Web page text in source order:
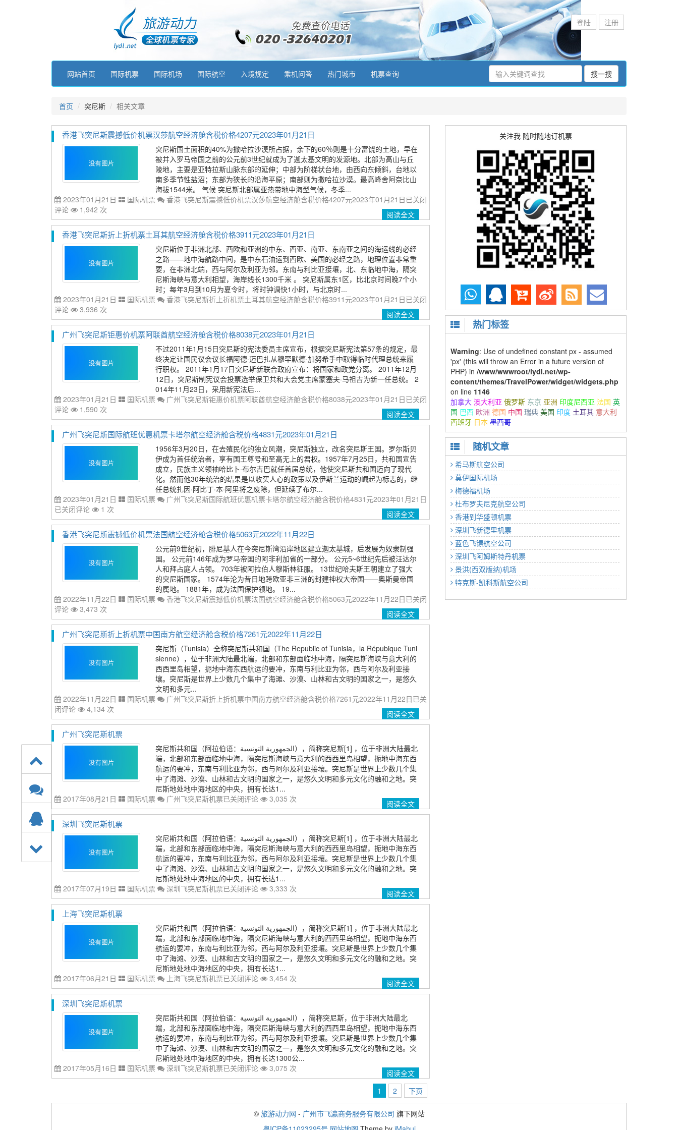
登陆 注册
网站首页 国际机票 国际机场 国际航空 入境规定 乘机问答 热门城市 机票查询 搜一搜
首页 突尼斯 相关文章
香港飞突尼斯震撼低价机票汉莎航空经济舱含税价格4207元2023年01月21日
突尼斯国土面积的40%为撒哈拉沙漠所占据，余下的60％则是十分富饶的土地，早在
被并入罗马帝国之前的公元前3世纪就成为了迦太基文明的发源地。北部为高山与丘
陵地，主要是亚特拉斯山脉东部的延伸；中部为阶梯状台地，由西向东倾斜，台地以
南多季节性盐沼；东部为狭长的沿海平原；南部则为撒哈拉沙漠。最高峰舍阿奈比山
海拔1544米。 气候 突尼斯北部属亚热带地中海型气候，冬季...
2023年01月21日
国际机票 香港飞突尼斯震撼低价机票汉莎航空经济舱含税价格4207元2023年01月21日已关闭
评论
1,942 次 阅读全文
香港飞突尼斯折上折机票土耳其航空经济舱含税价格3911元2023年01月21日
突尼斯位于非洲北部、西欧和亚洲的中东、西亚、南亚、东南亚之间的海运线的必经
之路——地中海航路中间，是中东石油运到西欧、美国的必经之路，地理位置非常重
要，在非洲北端，西与阿尔及利亚为邻。东南与利比亚接壤，北、东临地中海，隔突
尼斯海峡与意大利相望，海岸线长1300千米 。 突尼斯属东1区，比北京时间晚7个小
时；每年3月到10月为夏令时，将时钟调快1小时，与北京时...
2023年01月21日
国际机票 香港飞突尼斯折上折机票土耳其航空经济舱含税价格3911元2023年01月21日已关闭
评论
3,936 次 阅读全文
广州飞突尼斯钜惠价机票阿联酋航空经济舱含税价格8038元2023年01月21日
不过2011年1月15日突尼斯的宪法委员主席宣布，根据突尼斯宪法第57条的规定，最
终决定让国民议会议长福阿德·迈巴扎从穆罕默德·加努希手中取得临时代理总统来履
行职权。 2011年1月17日突尼斯新联合政府宣布：将国家和政党分离。 2011年12月
12日，突尼斯制宪议会投票选举保卫共和大会党主席蒙塞夫·马祖吉为新一任总统。 2
014年11月23日，采用新宪法后...
2023年01月21日
国际机票 广州飞突尼斯钜惠价机票阿联酋航空经济舱含税价格8038元2023年01月21日已关闭
评论
1,590 次 阅读全文
广州飞突尼斯国际航班优惠机票卡塔尔航空经济舱含税价格4831元2023年01月21日
1956年3月20日，在去殖民化的独立风潮，突尼斯独立，改名突尼斯王国。罗尔斯贝
伊成为首任统治者，享有国王尊号和至高无上的君权。1957年7月25日，共和国宣告
成立，民族主义领袖哈比卜·布尔吉巴就任首届总统，他使突尼斯共和国迈向了现代
化。然而他30年统治的结果是以收买人心的政策以及伊斯兰运动的崛起为标志的，继
任总统扎因·阿比丁·本·阿里将之废除，但延续了布尔...
2023年01月21日
国际机票
广州飞突尼斯国际航班优惠机票卡塔尔航空经济舱含税价格4831元2023年01月21日
已关闭评论
1 次 阅读全文
香港飞突尼斯震撼低价机票法国航空经济舱含税价格5063元2022年11月22日
公元前9世纪初，腓尼基人在今突尼斯湾沿岸地区建立迦太基城，后发展为奴隶制强
国。 公元前146年成为罗马帝国的阿非利加省的一部分。 公元5~6世纪先后被汪达尔
人和拜占庭人占领。 703年被阿拉伯人穆斯林征服。 13世纪哈夫斯王朝建立了强大
的突尼斯国家。 1574年沦为昔日地跨欧亚非三洲的封建神权大帝国——奥斯曼帝国
的属地。 1881年，成为法国保护领地。 19...
2022年11月22日
国际机票 香港飞突尼斯震撼低价机票法国航空经济舱含税价格5063元2022年11月22日已关闭
评论
3,473 次 阅读全文
广州飞突尼斯折上折机票中国南方航空经济舱含税价格7261元2022年11月22日
突尼斯（Tunisia）全称突尼斯共和国（The Republic of Tunisia，la Répubique Tuni
sienne），位于非洲大陆最北端，北部和东部面临地中海，隔突尼斯海峡与意大利的
西西里岛相望，扼地中海东西航运的要冲，东南与利比亚为邻，西与阿尔及利亚接
壤。突尼斯是世界上少数几个集中了海滩、沙漠、山林和古文明的国家之一，是悠久
文明和多元...
2022年11月22日
国际机票 广州飞突尼斯折上折机票中国南方航空经济舱含税价格7261元2022年11月22日已关
闭评论
4,134 次 阅读全文
广州飞突尼斯机票
突尼斯共和国（阿拉伯语：الجمهورية التونسية‎），简称突尼斯[1] ，位于非洲大陆最北
端，北部和东部面临地中海，隔突尼斯海峡与意大利的西西里岛相望，扼地中海东西
航运的要冲，东南与利比亚为邻，西与阿尔及利亚接壤。突尼斯是世界上少数几个集
中了海滩、沙漠、山林和古文明的国家之一，是悠久文明和多元文化的融和之地。突
尼斯地处地中海地区的中央，拥有长达1...
2017年08月21日
国际机票 广州飞突尼斯机票已关闭评论 3,035 次 阅读全文
深圳飞突尼斯机票
突尼斯共和国（阿拉伯语：الجمهورية التونسية‎），简称突尼斯[1] ，位于非洲大陆最北
端，北部和东部面临地中海，隔突尼斯海峡与意大利的西西里岛相望，扼地中海东西
航运的要冲，东南与利比亚为邻，西与阿尔及利亚接壤。突尼斯是世界上少数几个集
中了海滩、沙漠、山林和古文明的国家之一，是悠久文明和多元文化的融和之地。突
尼斯地处地中海地区的中央，拥有长达1...
2017年07月19日
国际机票 深圳飞突尼斯机票已关闭评论 3,333 次 阅读全文
上海飞突尼斯机票
突尼斯共和国（阿拉伯语：الجمهورية التونسية‎），简称突尼斯[1] ，位于非洲大陆最北
端，北部和东部面临地中海，隔突尼斯海峡与意大利的西西里岛相望，扼地中海东西
航运的要冲，东南与利比亚为邻，西与阿尔及利亚接壤。突尼斯是世界上少数几个集
中了海滩、沙漠、山林和古文明的国家之一，是悠久文明和多元文化的融和之地。突
尼斯地处地中海地区的中央，拥有长达1...
2017年06月21日
国际机票 上海飞突尼斯机票已关闭评论 3,454 次 阅读全文
深圳飞突尼斯机票
突尼斯共和国（阿拉伯语：الجمهورية التونسية‎），简称突尼斯，位于非洲大陆最北
端，北部和东部面临地中海，隔突尼斯海峡与意大利的西西里岛相望，扼地中海东西
航运的要冲，东南与利比亚为邻，西与阿尔及利亚接壤。突尼斯是世界上少数几个集
中了海滩、沙漠、山林和古文明的国家之一，是悠久文明和多元文化的融和之地。突
尼斯地处地中海地区的中央，拥有长达1300公...
2017年05月16日
国际机票 深圳飞突尼斯机票已关闭评论 3,075 次
阅读全文
1
2 下页
关注我 随时随地订机票
热门标签
Warning: Use of undefined constant px - assumed
'px' (this will throw an Error in a future version of
PHP) in /www/wwwroot/lydl.net/wp-
content/themes/TravelPower/widget/widgets.php
on line 1146
加拿大 澳大利亚 俄罗斯 东京 亚洲 印度尼西亚 法国 英
国 巴西 欧洲 德国 中国 瑞典 美国 印度 土耳其 意大利
西班牙 日本 墨西哥
随机文章
希马斯航空公司
莫伊国际机场
梅德福机场
杜布罗夫尼克航空公司
香港到华盛顿机票
深圳飞新德里机票
蓝色飞镖航空公司
深圳飞阿姆斯特丹机票
景洪(西双版纳)机场
特克斯-凯科斯航空公司
© 旅游动力网 - 广州市飞瀛商务服务有限公司 旗下网站